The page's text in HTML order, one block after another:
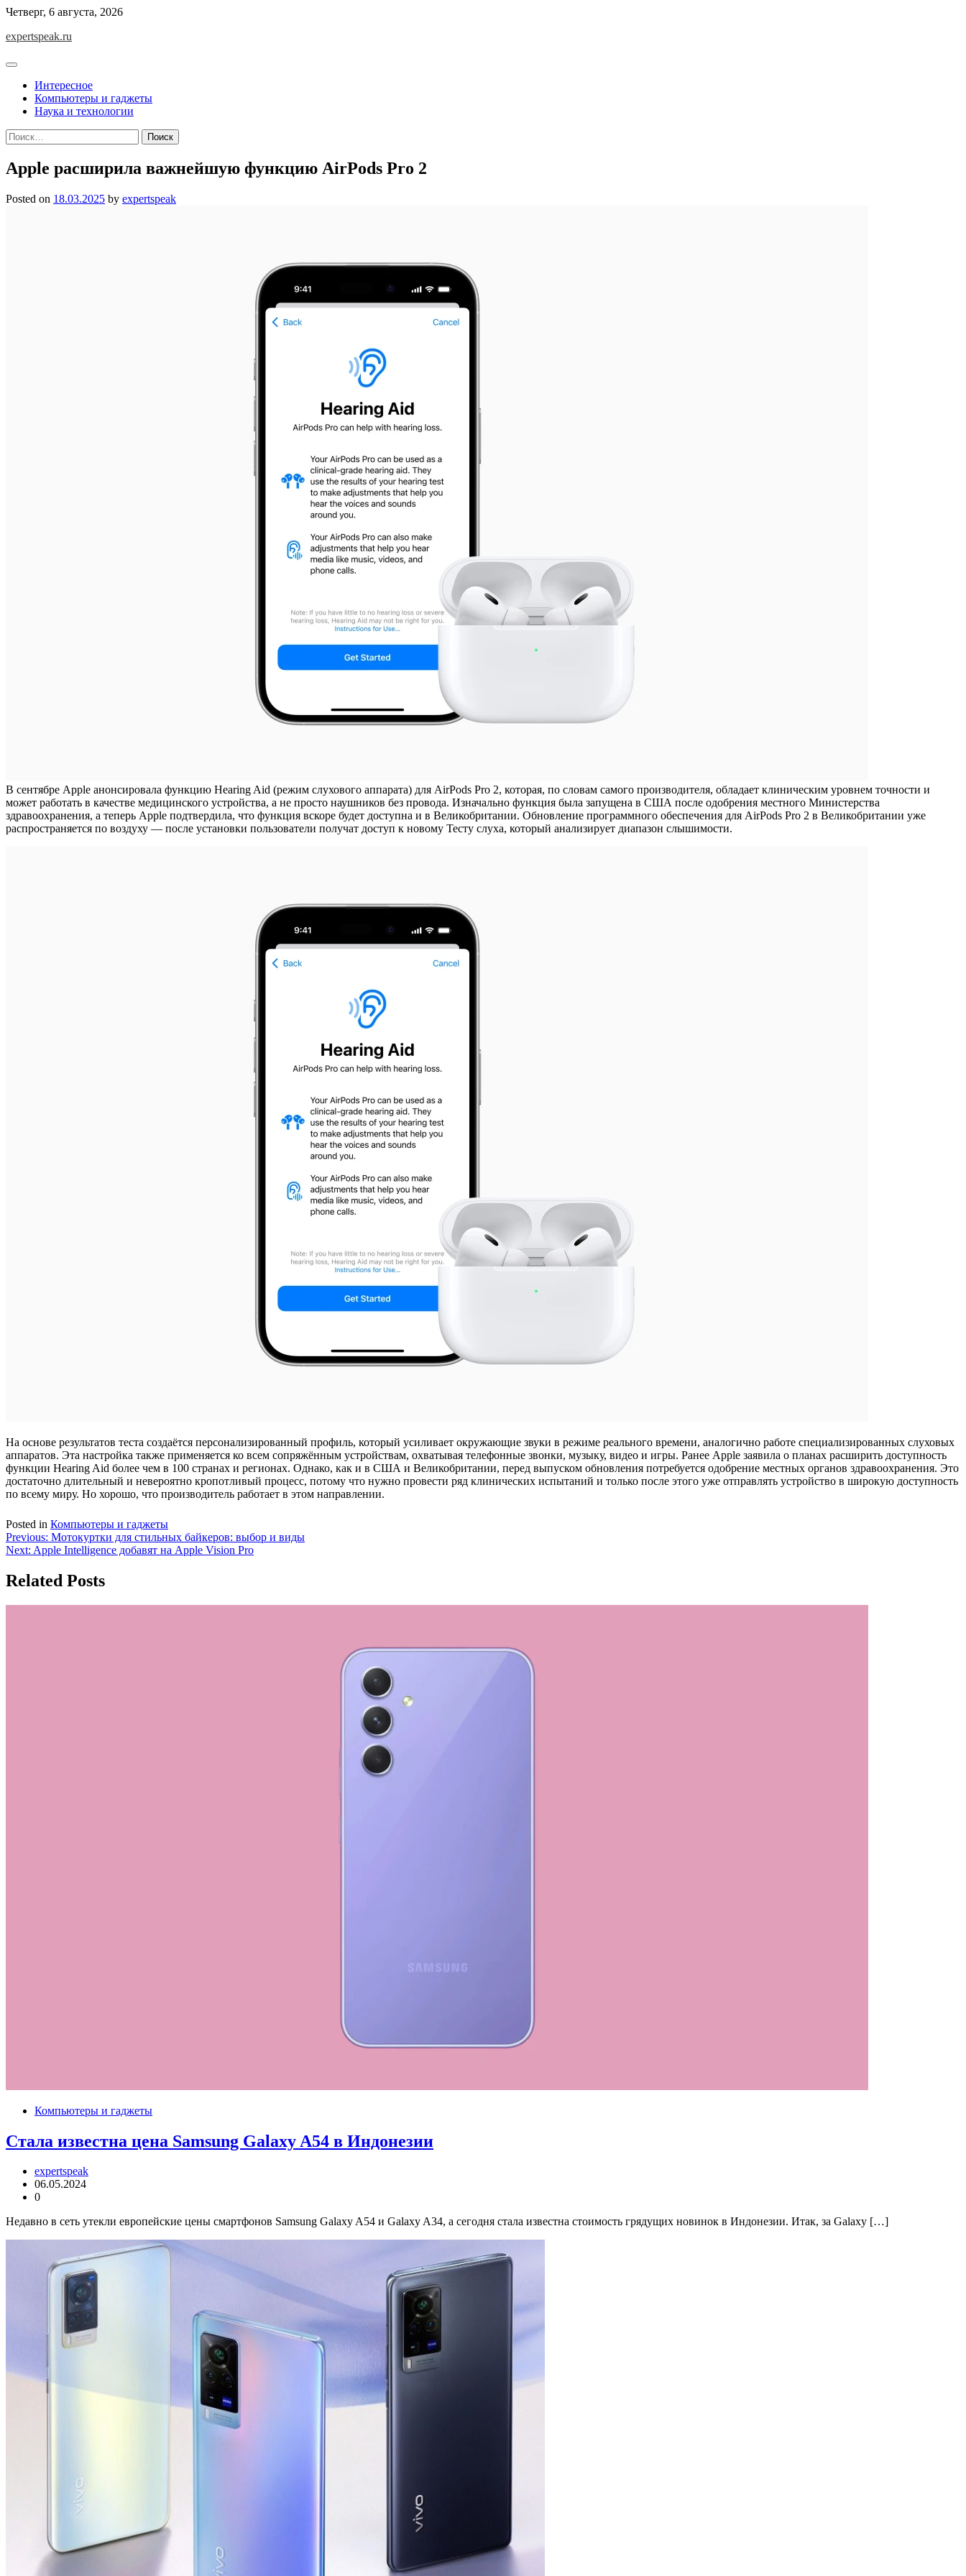
Skip
content
Четверг, 6 августа, 2026
expertspeak.ru
Интересное
Компьютеры и гаджеты
Наука и технологии
Найти:
Apple расширила важнейшую функцию AirPods Pro 2
Posted on 18.03.2025 by expertspeak
В сентябре Apple анонсировала функцию Hearing Aid (режим слухового аппарата) для AirPods Pro 2, которая, по словам самого производителя, обладает клиническим уровнем точности и
может работать в качестве медицинского устройства, а не просто наушников без провода. Изначально функция была запущена в США после одобрения местного Министерства
здравоохранения, а теперь Apple подтвердила, что функция вскоре будет доступна и в Великобритании. Обновление программного обеспечения для AirPods Pro 2 в Великобритании уже
распространяется по воздуху — после установки пользователи получат доступ к новому Тесту слуха, который анализирует диапазон слышимости.
На основе результатов теста создаётся персонализированный профиль, который усиливает окружающие звуки в режиме реального времени, аналогично работе специализированных слуховых
аппаратов. Эта настройка также применяется ко всем сопряжённым устройствам, охватывая телефонные звонки, музыку, видео и игры. Ранее Apple заявила о планах расширить доступность
функции Hearing Aid более чем в 100 странах и регионах. Однако, как и в США и Великобритании, перед выпуском обновления потребуется одобрение местных органов здравоохранения. Это
достаточно длительный и невероятно кропотливый процесс, потому что нужно провести ряд клинических испытаний и только после этого уже отправлять устройство в широкую доступность
по всему миру. Но хорошо, что производитель работает в этом направлении.
Posted in Компьютеры и гаджеты
Навигация
по
записям
Previous: Мотокуртки для стильных байкеров: выбор и виды
Next: Apple Intelligence добавят на Apple Vision Pro
Related Posts
Компьютеры и гаджеты
Стала известна цена Samsung Galaxy A54 в Индонезии
expertspeak
06.05.2024
0
Недавно в сеть утекли европейские цены смартфонов Samsung Galaxy A54 и Galaxy A34, а сегодня стала известна стоимость грядущих новинок в Индонезии. Итак, за Galaxy […]